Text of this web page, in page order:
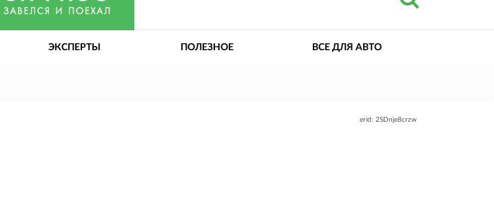
ЭКСПЕРТЫ ПОЛЕЗНОЕ ВСЕ ДЛЯ АВТО
erid: 2SDnje8crzw